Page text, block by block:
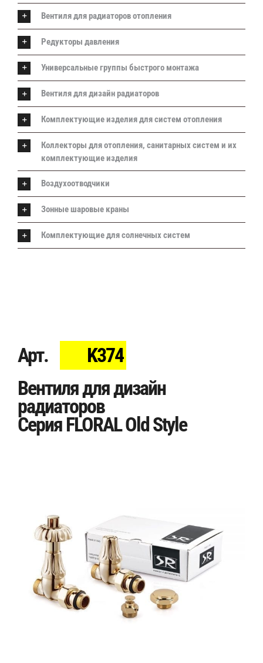
Арт.
K374
Вентиля для дизайн
радиаторов
Серия FLORAL Old Style
Вентиля для радиаторов отопления
Редукторы давления
Универсальные группы быстрого монтажа
Вентиля для дизайн радиаторов
Комплектующие изделия для систем отопления
Коллекторы для отопления, санитарных систем и их
комплектующие изделия
Воздухоотводчики
Зонные шаровые краны
Комплектующие для солнечных систем